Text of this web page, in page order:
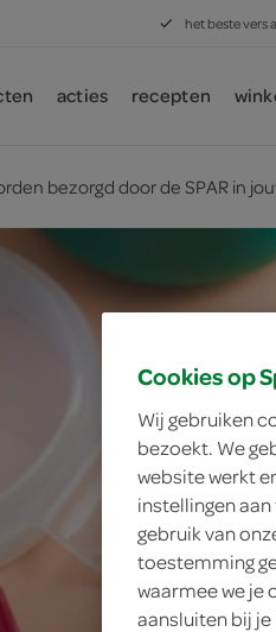
het beste vers
acties recepten
bezorgd door de SPAR in
Cookies op
Wij gebruiken
bezoekt. We
website werkt
instellingen
gebruik van
toestemming
waarmee we je
aansluiten bij